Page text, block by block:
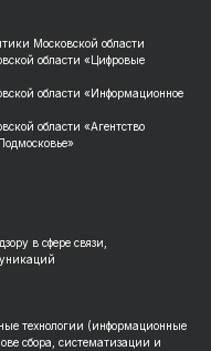
Московской области
области «Цифровые
области «Информационное
области «Агентство
в сфере связи,
технологии (информационные
сбора, систематизации и